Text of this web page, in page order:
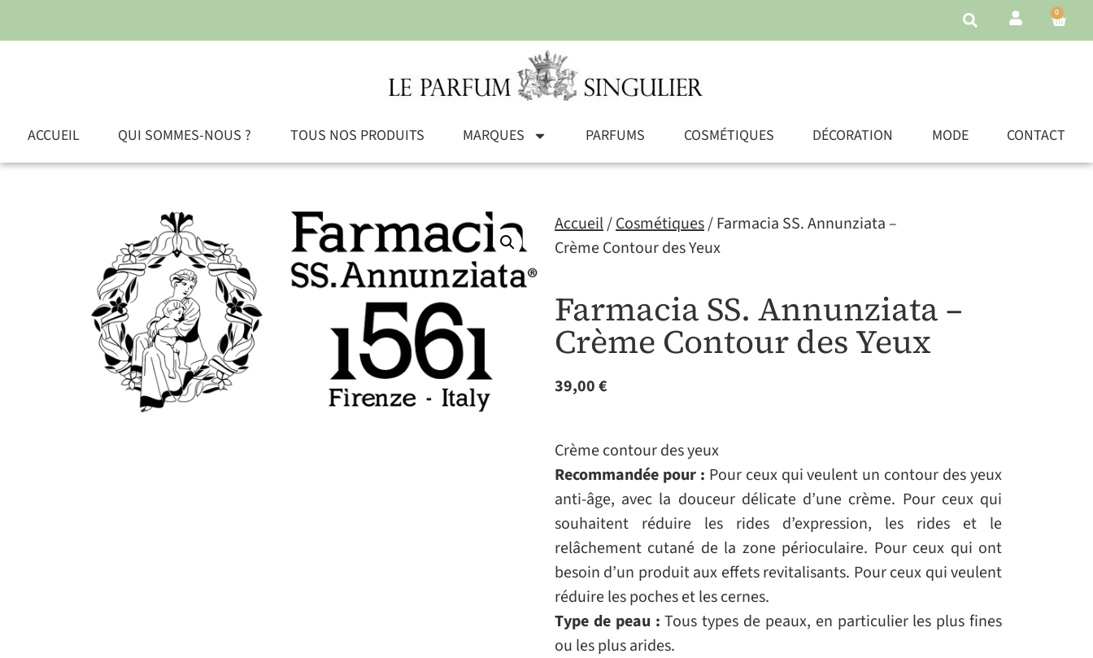
0
ACCUEIL QUI SOMMES-NOUS ? TOUS NOS PRODUITS MARQUES PARFUMS COSMÉTIQUES DÉCORATION MODE CONTACT
Accueil/Cosmétiques/ Farmacia SS. Annunziata –
Crème Contour des Yeux
Farmacia SS. Annunziata –
Crème Contour des Yeux
39,00€
Crème contour des yeux
Recommandée pour : Pour ceux qui veulent un contour des yeux
anti-âge, avec la douceur délicate d’une crème. Pour ceux qui
souhaitent réduire les rides d’expression, les rides et le
relâchement cutané de la zone périoculaire. Pour ceux qui ont
besoin d’un produit aux effets revitalisants. Pour ceux qui veulent
réduire les poches et les cernes.
Type de peau :Tous types de peaux, en particulier les plus fines
ou les plus arides.